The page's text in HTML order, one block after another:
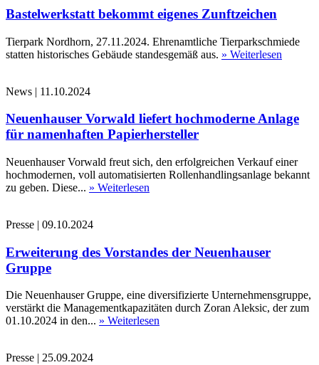
Bastelwerkstatt bekommt eigenes Zunftzeichen
Tierpark Nordhorn, 27.11.2024. Ehrenamtliche Tierparkschmiede
statten historisches Gebäude standesgemäß aus. » Weiterlesen
News | 11.10.2024
Neuenhauser Vorwald liefert hochmoderne Anlage
für namenhaften Papierhersteller
Neuenhauser Vorwald freut sich, den erfolgreichen Verkauf einer
hochmodernen, voll automatisierten Rollenhandlingsanlage bekannt
zu geben. Diese... » Weiterlesen
Presse | 09.10.2024
Erweiterung des Vorstandes der Neuenhauser
Gruppe
Die Neuenhauser Gruppe, eine diversifizierte Unternehmensgruppe,
verstärkt die Managementkapazitäten durch Zoran Aleksic, der zum
01.10.2024 in den... » Weiterlesen
Presse | 25.09.2024